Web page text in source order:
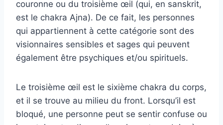
couronne ou du troisième œil (qui, en sanskrit,
est le chakra Ajna). De ce fait, les personnes
qui appartiennent à cette catégorie sont des
visionnaires sensibles et sages qui peuvent
également être psychiques et/ou spirituels.
Le troisième œil est le sixième chakra du corps,
et il se trouve au milieu du front. Lorsqu’il est
bloqué, une personne peut se sentir confuse ou